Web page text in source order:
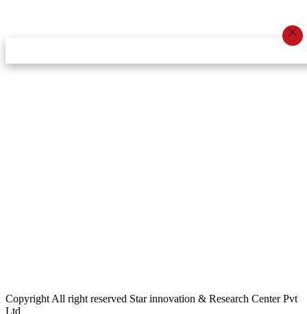
Copyright All right reserved Star innovation & Research Center Pvt
Ltd